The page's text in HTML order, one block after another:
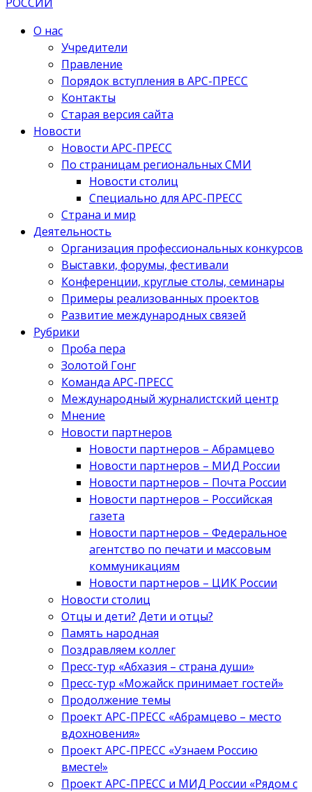
О нас
Учредители
Правление
Порядок вступления в АРС-ПРЕСС
Контакты
Старая версия сайта
Новости
Новости АРС-ПРЕСС
По страницам региональных СМИ
Новости столиц
Специально для АРС-ПРЕСС
Страна и мир
Деятельность
Организация профессиональных конкурсов
Выставки, форумы, фестивали
Конференции, круглые столы, семинары
Примеры реализованных проектов
Развитие международных связей
Рубрики
Проба пера
Золотой Гонг
Команда АРС-ПРЕСС
Международный журналистский центр
Мнение
Новости партнеров
Новости партнеров – Абрамцево
Новости партнеров – МИД России
Новости партнеров – Почта России
Новости партнеров – Российская
газета
Новости партнеров – Федеральное
агентство по печати и массовым
коммуникациям
Новости партнеров – ЦИК России
Новости столиц
Отцы и дети? Дети и отцы?
Память народная
Поздравляем коллег
Пресс-тур «Абхазия – страна души»
Пресс-тур «Можайск принимает гостей»
Продолжение темы
Проект АРС-ПРЕСС «Абрамцево – место
вдохновения»
Проект АРС-ПРЕСС «Узнаем Россию
вместе!»
Проект АРС-ПРЕСС и МИД России «Рядом с